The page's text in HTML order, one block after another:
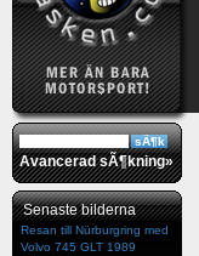
Avancerad sÃ¶kning»
Senaste bilderna
Resan till Nürburgring med
Volvo 745 GLT 1989